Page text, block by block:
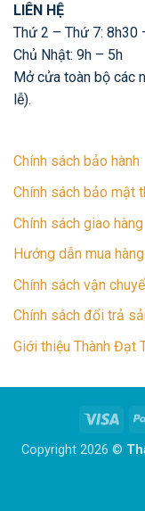
LIÊN HỆ
Thứ 2 – Thứ 7: 8h30
Chủ Nhật: 9h – 5h
Mở cửa toàn bộ các
lễ).
Chính sách bảo hành
Chính sách bảo mật
Chính sách giao hàng
Hướng dẫn mua hàng
Chính sách vận
Chính sách đổi trả
Giới thiệu Thành Đạt
Visa
Copyright 2026 ©